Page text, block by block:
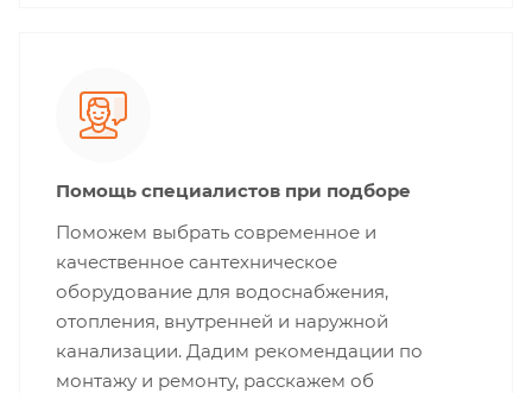
Помощь специалистов при подборе
Поможем выбрать современное и
качественное сантехническое
оборудование для водоснабжения,
отопления, внутренней и наружной
канализации. Дадим рекомендации по
монтажу и ремонту, расскажем об